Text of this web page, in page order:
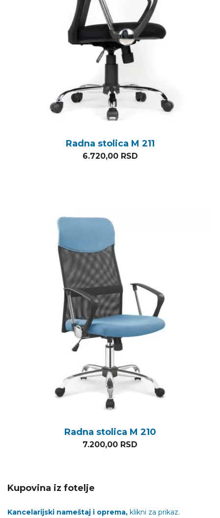
Radna stolica M 211
6.720,00 RSD
Radna stolica M 210
7.200,00 RSD
Kupovina iz fotelje
Kancelarijski nameštaj i oprema, klikni za prikaz.